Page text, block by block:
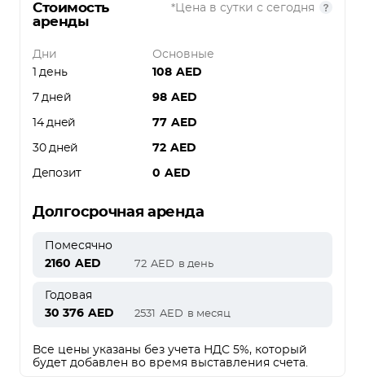
Стоимость
аренды
*Цена в сутки с сегодня
Дни
Основные
1 день
108 AED
7 дней 98 AED
14 дней 77 AED
30 дней 72 AED
Депозит 0 AED
Долгосрочная аренда
Помесячно
2160 AED 72 AED в день
Годовая
30 376 AED 2531 AED в месяц
Все цены указаны без учета НДС 5%, который
будет добавлен во время выставления счета.